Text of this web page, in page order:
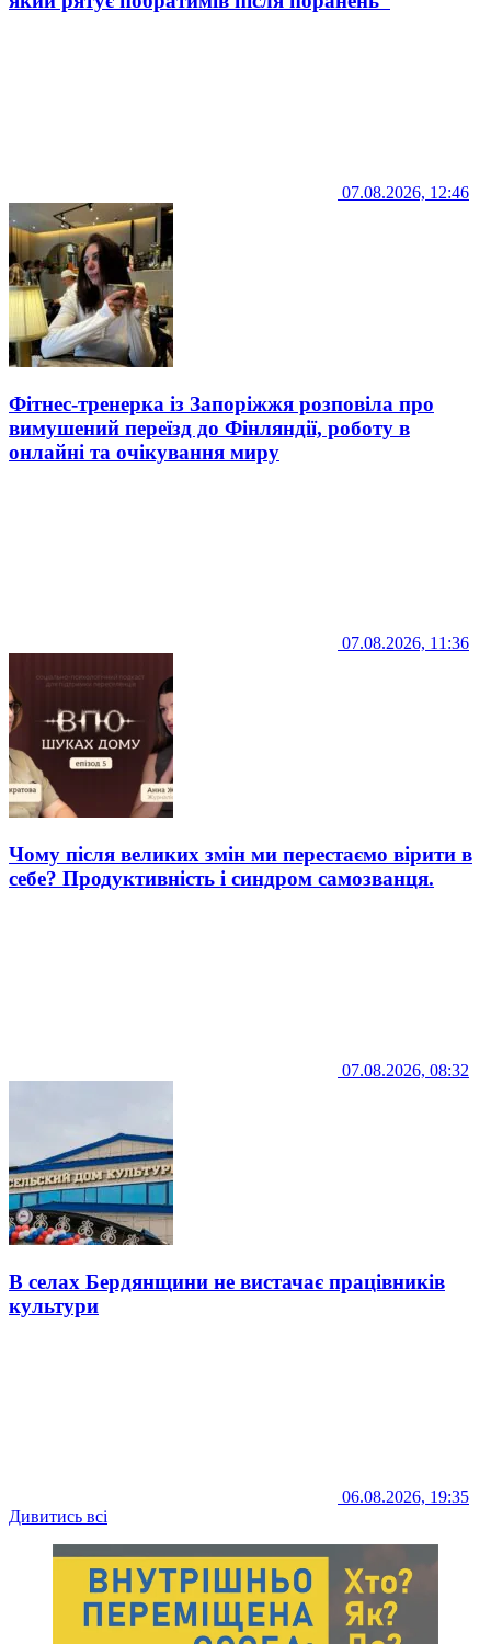
07.08.2026, 12:46
Фітнес-тренерка із Запоріжжя розповіла про
вимушений переїзд до Фінляндії, роботу в
онлайні та очікування миру
07.08.2026, 11:36
Чому після великих змін ми перестаємо вірити в
себе? Продуктивність і синдром самозванця.
07.08.2026, 08:32
В селах Бердянщини не вистачає працівників
культури
06.08.2026, 19:35
Дивитись всі